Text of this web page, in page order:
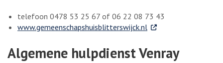
telefoon 0478 53 25 67 of 06 22 08 73 43
www.gemeenschapshuisblitterswijck.nl. Externe link
Algemene hulpdienst Venray